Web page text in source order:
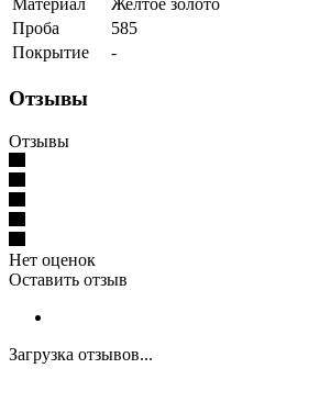
Материал
Желтое золото
Проба
585
Покрытие
-
Отзывы
Отзывы
Нет оценок
Оставить отзыв
Загрузка отзывов...